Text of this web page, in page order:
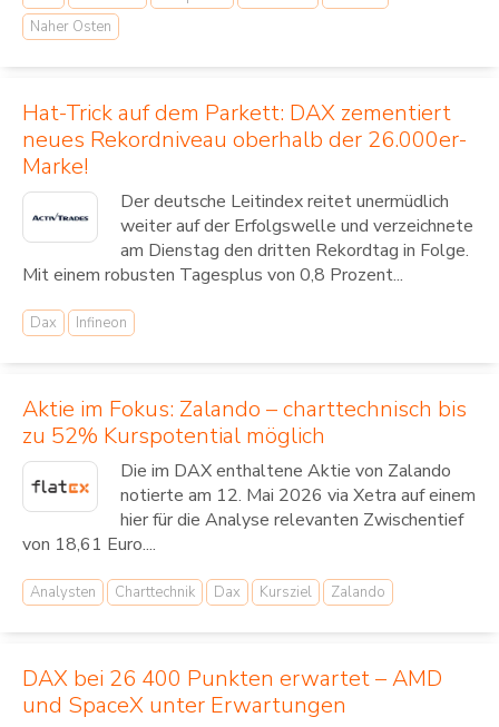
Naher Osten
Hat-Trick auf dem Parkett: DAX zementiert
neues Rekordniveau oberhalb der 26.000er-
Marke!
Der deutsche Leitindex reitet unermüdlich
weiter auf der Erfolgswelle und verzeichnete
am Dienstag den dritten Rekordtag in Folge.
Mit einem robusten Tagesplus von 0,8 Prozent...
Dax Infineon
Aktie im Fokus: Zalando – charttechnisch bis
zu 52% Kurspotential möglich
Die im DAX enthaltene Aktie von Zalando
notierte am 12. Mai 2026 via Xetra auf einem
hier für die Analyse relevanten Zwischentief
von 18,61 Euro....
Analysten Charttechnik Dax Kursziel Zalando
DAX bei 26 400 Punkten erwartet – AMD
und SpaceX unter Erwartungen